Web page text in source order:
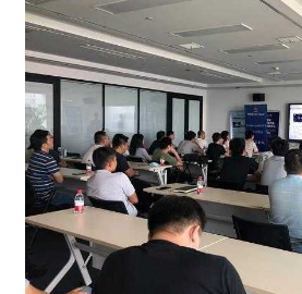
播
活
动
的
关
注
的
开
发
者
我
的
Programs
我
的
支